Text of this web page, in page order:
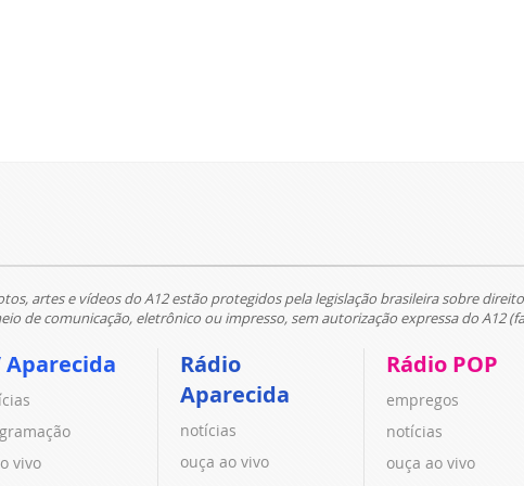
artes e vídeos do A12 estão protegidos pela legislação brasileira sobre
de comunicação, eletrônico ou impresso, sem autorização expressa do A12
Aparecida
vivo
Rádio
Aparecida
notícias
ouça ao vivo
Rádio POP
empregos
notícias
ouça ao vivo